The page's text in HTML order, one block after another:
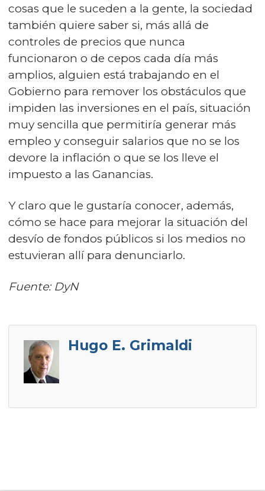
cosas que le suceden a la gente, la sociedad
también quiere saber si, más allá de
controles de precios que nunca
funcionaron o de cepos cada día más
amplios, alguien está trabajando en el
Gobierno para remover los obstáculos que
impiden las inversiones en el país, situación
muy sencilla que permitiría generar más
empleo y conseguir salarios que no se los
devore la inflación o que se los lleve el
impuesto a las Ganancias.
Y claro que le gustaría conocer, además,
cómo se hace para mejorar la situación del
desvío de fondos públicos si los medios no
estuvieran allí para denunciarlo.
Fuente: DyN
Hugo E. Grimaldi